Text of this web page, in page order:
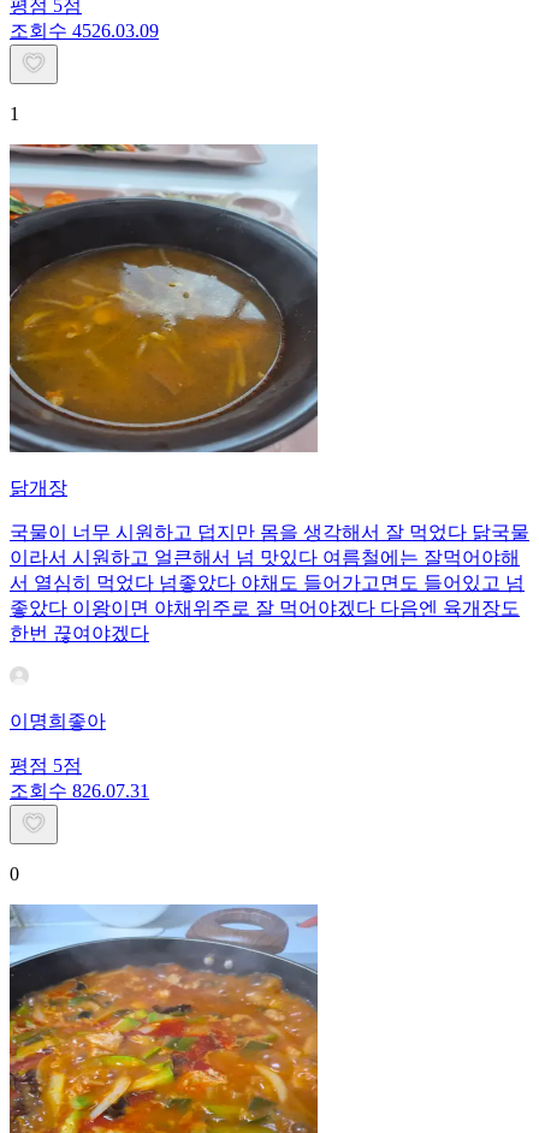
평점 5점
조회수 4526.03.09
1
닭개장
국물이 너무 시원하고 덥지만 몸을 생각해서 잘 먹었다 닭국물
이라서 시원하고 얼큰해서 넘 맛있다 여름철에는 잘먹어야해
서 열심히 먹었다 넘좋았다 야채도 들어가고면도 들어있고 넘
좋았다 이왕이면 야채위주로 잘 먹어야겠다 다음엔 육개장도
한번 끊여야겠다
이명희좋아
평점 5점
조회수 826.07.31
0